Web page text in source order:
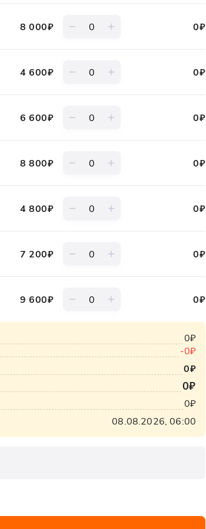
8 000₽ 0₽
4 600₽ 0₽
6 600₽ 0₽
8 800₽ 0₽
4 800₽ 0₽
7 200₽ 0₽
9 600₽ 0₽
0₽
-0₽
0₽
0₽
0₽
08.08.2026, 06:00